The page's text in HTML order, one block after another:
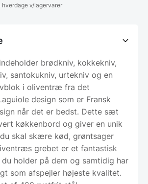
v/lagervarer
brødkniv, kokkekniv,
santokukniv, urtekniv og en
i oliventræ fra det
design som er Fransk
når det er bedst. Dette sæt
køkkenbord og giver en unik
skal skære kød, grøntsager
grebet er et fantastisk
holder på dem og samtidig har
som afspejler højeste kvalitet.